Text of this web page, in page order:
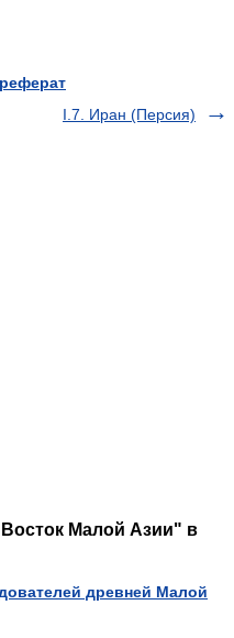
I.7. Иран (Персия)
Восток Малой Азии" в
древней Малой